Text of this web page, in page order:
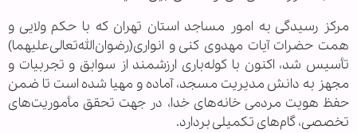
مرکز رسیدگی به امور مساجد استان تهران که با حکم ولایی و
همت حضرات آیات مهدوی کنی و انواری(رضوان‌الله‌تعالی‌علیهما)
تأسیس شد، اکنون با کوله‌باری ارزشمند از سوابق و تجربیات و
مجهز به دانش مدیریت مسجد، آماده و مهیا شده است تا ضمن
حفظ هویت مردمی خانه‌های خدا، در جهت تحقق مأموریت‌های
تخصصی، گام‌های تکمیلی بردارد.